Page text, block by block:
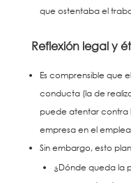
que ostentaba el
Reflexión legal y
Es comprensible que
conducta (la de
puede atentar contra
empresa en el
Sin embargo, esto
¿Dónde queda la